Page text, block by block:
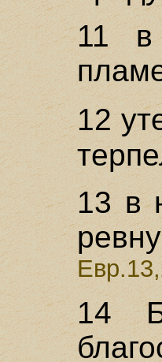
11 в
12
13 в
14